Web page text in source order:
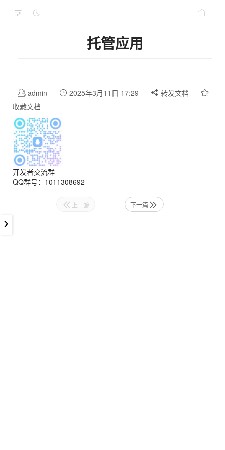
托管应用
admin 2025年3月11日 17:29
转发文档
收藏文档
开发者交流群
QQ群号：1011308692
上一篇 下一篇